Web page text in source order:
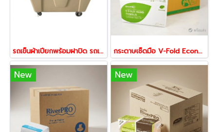
รถเข็นผ้าเปียกพร้อมฝาปิด รถเข็นอเนกประสงค์ รถเข็นถัง รถเข็นแยกขยะ รถเข็นของ รถเข็นถังพลาสติก 350-525กก HORECAT กระดาษเช็ดมือ V-Fold Economy 2 ชั้น 250 แผ่น x 24 แพ็ค | ซึมซับดี ประหยัด เหมาะสำหรับร้านอาหาร โรงแรม และสำนักงาน
New New